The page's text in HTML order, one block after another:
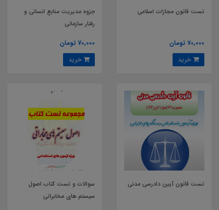
تست قانون مجازات اسلامی
70,000 تومان
جزوه مدیریت منابع انسانی و
رفتار سازمانی
70,000 تومان
تست قانون آیین دادرسی مدنی
سوالات و تست کتاب اصول
سیستم های مخابراتی